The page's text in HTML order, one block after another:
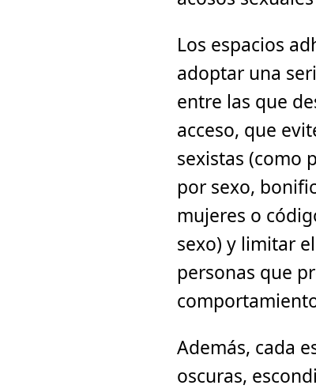
Los espacios
adoptar una
entre las que
acceso, que
sexistas (como
por sexo,
mujeres o
sexo) y limitar
personas que
Además, cada
oscuras,